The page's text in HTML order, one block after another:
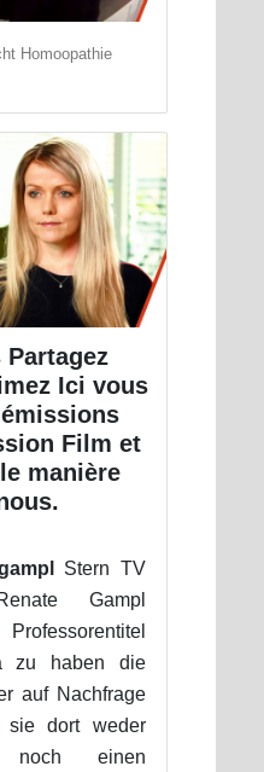
Homoopathie
Partagez
Ici vous
Film et
manière
Stern TV
Gampl
zu haben die
auf Nachfrage
sie dort weder
noch einen